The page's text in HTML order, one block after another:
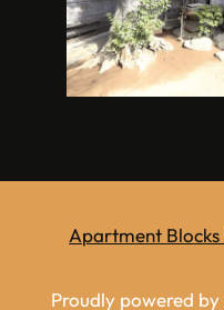
Apartment Blocks
Proudly powered by